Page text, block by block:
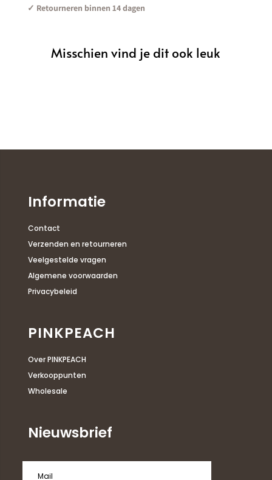
✓ Retourneren binnen 14 dagen
Misschien vind je dit ook leuk
Informatie
Contact
Verzenden en retourneren
Veelgestelde vragen
Algemene voorwaarden
Privacybeleid
PINKPEACH
Over PINKPEACH
Verkooppunten
Wholesale
Nieuwsbrief